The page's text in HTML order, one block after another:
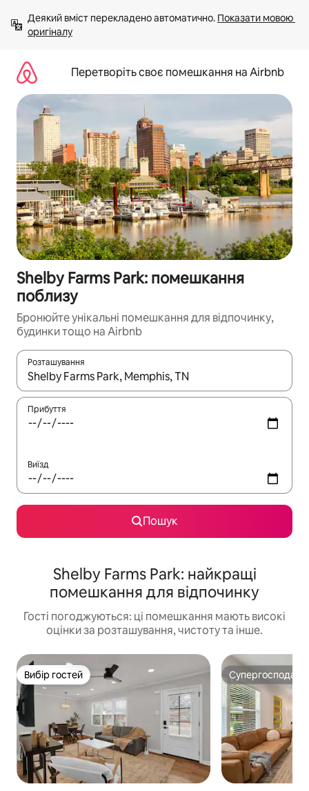
вмісту
Деякий вміст перекладено автоматично. Показати мовою
оригіналу
Перетворіть своє помешкання на Airbnb
Shelby Farms Park: помешкання
поблизу
Бронюйте унікальні помешкання для відпочинку,
будинки тощо на Airbnb
Розташування
Отримавши результати пошуку, використовуйте для
Прибуття
Виїзд
Пошук
Shelby Farms Park: найкращі
помешкання для відпочинку
Гості погоджуються: ці помешкання мають високі
оцінки за розташування, чистоту та інше.
Вибір гостей
Вибір гостей Супергосподар
Супергосподар